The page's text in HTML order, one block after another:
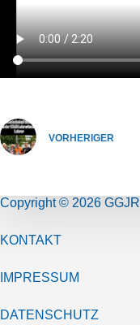
VORHERIGER
Copyright © 2026 GGJR
KONTAKT
IMPRESSUM
DATENSCHUTZ